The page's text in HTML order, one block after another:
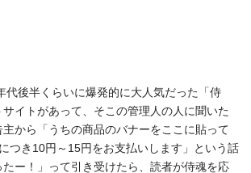
代後半くらいに爆発的に大人気だった「侍
イトがあって、そこの管理人の人に聞いた
から「うちの商品のバナーをここに貼って
つき10円～15円をお支払いします」という話
ー！」って引き受けたら、読者が侍魂を応